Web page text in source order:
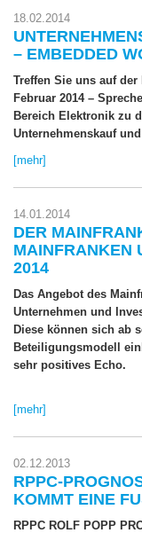
18.02.2014
– EMBEDDED
Treffen Sie uns auf
Februar 2014 –
Bereich Elektronik zu
Unternehmenskauf
[mehr]
14.01.2014
DER
MAINFRANKEN
2014
Das Angebot des
Unternehmen und
Diese können sich ab
Beteiligungsmodell
sehr positives Echo.
[mehr]
02.12.2013
RPPC-
KOMMT EINE
RPPC ROLF POPP